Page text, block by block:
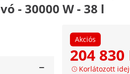
- 30000 W - 38 l
Akciós
204 830
Korlátozott